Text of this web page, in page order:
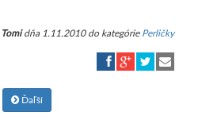
Tomidňa 1.11.2010 do kategórie Perličky
Ďaľší